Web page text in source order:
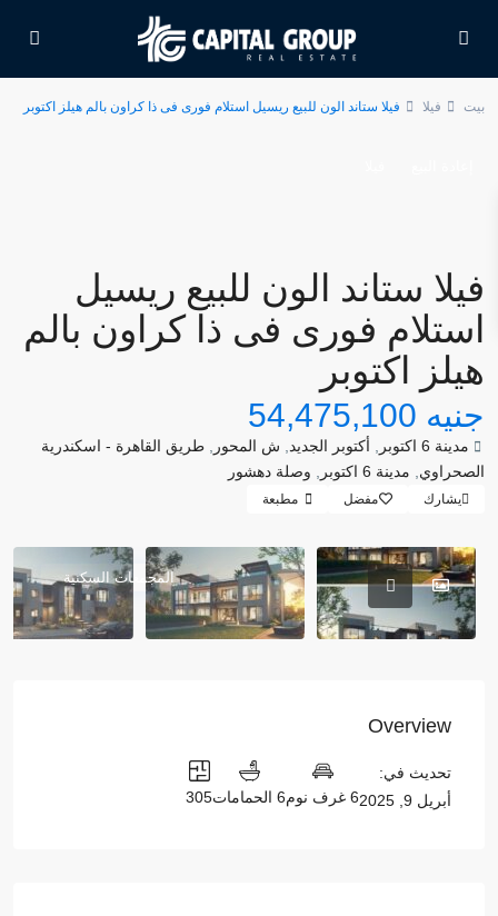
بيت فيلا فيلا ستاند الون للبيع ريسيل استلام فورى فى ذا كراون بالم هيلز اكتوبر
فيلا ستاند الون للبيع ريسيل
استلام فورى فى ذا كراون بالم
هيلز اكتوبر
جنيه 54,475,100
مدينة 6 اكتوبر أكتوبر الجديد ش المحور
طريق القاهرة - اسكندرية
الصحراوي
مدينة 6 اكتوبر وصلة دهشور
يشارك مفضل مطبعة
المجمعات السكنية
Overview
تحديث في:
أبريل 9, 2025
6 غرف نوم 6 الحمامات 305